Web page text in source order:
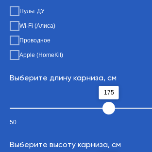
Пульт ДУ
Wi-Fi (Алиса)
Проводное
Apple (HomeKit)
Выберите длину карниза, см
175
50
Выберите высоту карниза, см